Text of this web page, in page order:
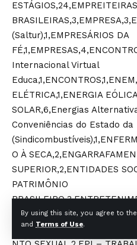
By using this site, you agree to the
and Terms of Use.